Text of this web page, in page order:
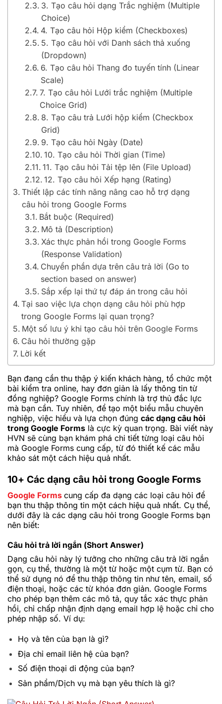
3. Tạo câu hỏi dạng Trắc nghiệm (Multiple
Choice)
4. Tạo câu hỏi Hộp kiểm (Checkboxes)
5. Tạo câu hỏi với Danh sách thả xuống
(Dropdown)
6. Tạo câu hỏi Thang đo tuyến tính (Linear
Scale)
7. Tạo câu hỏi Lưới trắc nghiệm (Multiple
Choice Grid)
8. Tạo câu trả Lưới hộp kiểm (Checkbox
Grid)
9. Tạo câu hỏi Ngày (Date)
10. Tạo câu hỏi Thời gian (Time)
11. Tạo câu hỏi Tải tệp lên (File Upload)
12. Tạo câu hỏi Xếp hạng (Rating)
Thiết lập các tính năng nâng cao hỗ trợ dạng
câu hỏi trong Google Forms
Bắt buộc (Required)
Mô tả (Description)
Xác thực phản hồi trong Google Forms
(Response Validation)
Chuyển phần dựa trên câu trả lời (Go to
section based on answer)
Sắp xếp lại thứ tự đáp án trong câu hỏi
Tại sao việc lựa chọn dạng câu hỏi phù hợp
trong Google Forms lại quan trọng?
Một số lưu ý khi tạo câu hỏi trên Google Forms
Câu hỏi thường gặp
Lời kết
Bạn đang cần thu thập ý kiến khách hàng, tổ chức một
bài kiểm tra online, hay đơn giản là lấy thông tin từ
đồng nghiệp? Google Forms chính là trợ thủ đắc lực
mà bạn cần. Tuy nhiên, để tạo một biểu mẫu chuyên
nghiệp, việc hiểu và lựa chọn đúng các dạng câu hỏi
trong Google Forms là cực kỳ quan trọng. Bài viết này
HVN sẽ cùng bạn khám phá chi tiết từng loại câu hỏi
mà Google Forms cung cấp, từ đó thiết kế các mẫu
khảo sát một cách hiệu quả nhất.
10+ Các dạng câu hỏi trong Google Forms
Google Forms cung cấp đa dạng các loại câu hỏi để
bạn thu thập thông tin một cách hiệu quả nhất. Cụ thể,
dưới đây là các dạng câu hỏi trong Google Forms bạn
nên biết:
Câu hỏi trả lời ngắn (Short Answer)
Dạng câu hỏi này lý tưởng cho những câu trả lời ngắn
gọn, cụ thể, thường là một từ hoặc một cụm từ. Bạn có
thể sử dụng nó để thu thập thông tin như tên, email, số
điện thoại, hoặc các từ khóa đơn giản. Google Forms
cho phép bạn thêm các mô tả, quy tắc xác thực phản
hồi, chỉ chấp nhận định dạng email hợp lệ hoặc chỉ cho
phép nhập số. Ví dụ:
Họ và tên của bạn là gì?
Địa chỉ email liên hệ của bạn?
Số điện thoại di động của bạn?
Sản phẩm/Dịch vụ mà bạn yêu thích là gì?